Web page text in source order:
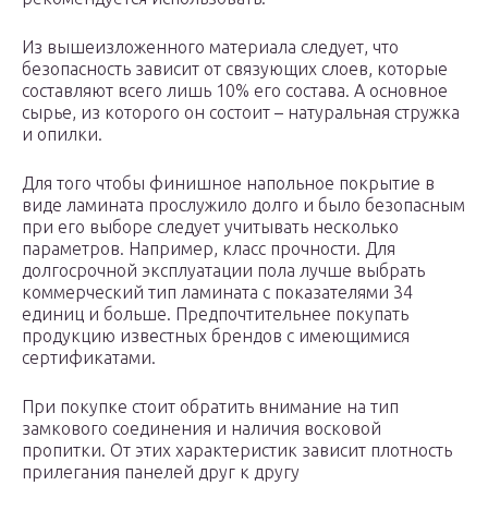
Из вышеизложенного материала следует, что
безопасность зависит от связующих слоев, которые
составляют всего лишь 10% его состава. А основное
сырье, из которого он состоит – натуральная стружка
и опилки.
Для того чтобы финишное напольное покрытие в
виде ламината прослужило долго и было безопасным
при его выборе следует учитывать несколько
параметров. Например, класс прочности. Для
долгосрочной эксплуатации пола лучше выбрать
коммерческий тип ламината с показателями 34
единиц и больше. Предпочтительнее покупать
продукцию известных брендов с имеющимися
сертификатами.
При покупке стоит обратить внимание на тип
замкового соединения и наличия восковой
пропитки. От этих характеристик зависит плотность
прилегания панелей друг к другу